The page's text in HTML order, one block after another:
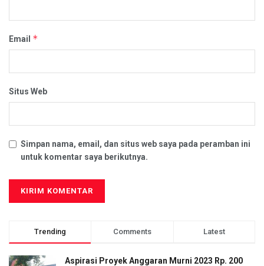
Email *
Situs Web
Simpan nama, email, dan situs web saya pada peramban ini
untuk komentar saya berikutnya.
Trending Comments Latest
Aspirasi Proyek Anggaran Murni 2023 Rp. 200